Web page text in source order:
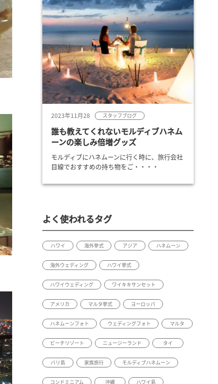
2023年11月28 スタッフブログ
誰も教えてくれないモルディブハネム
ーンの楽しみ倍増グッズ
モルディブにハネムーンに行く時に、旅行会社
目線でおすすめの持ち物をご・・・・
よく使われるタグ
ハワイ 海外挙式 アジア ハネムーン
海外ウェディング ハワイ挙式
ハワイウェディング ワイキキサンセット
アメリカ マルタ挙式 ヨーロッパ
ハネムーンフォト ウェディングフォト マルタ
ビーチリゾート ニュージーランド タイ
バリ島 家族旅行 モルディブハネムーン
コンドミニアム 沖縄 ハワイ島